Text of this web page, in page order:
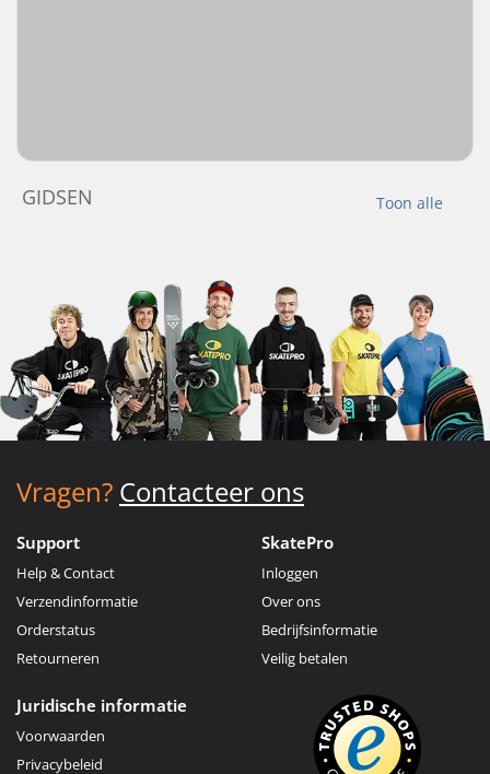
Toon alle
GIDSEN
Vragen? Contacteer ons
Support
Help & Contact
Verzendinformatie
Orderstatus
Retourneren
SkatePro
Inloggen
Over ons
Bedrijfsinformatie
Veilig betalen
Juridische informatie
Voorwaarden
Privacybeleid